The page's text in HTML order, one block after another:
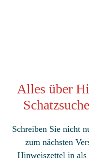
Alles über
Schreiben Sie nicht
zum nächsten
Hinweiszettel in